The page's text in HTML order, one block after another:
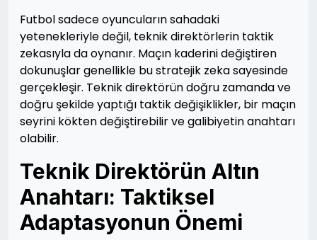
Futbol sadece oyuncuların sahadaki
yetenekleriyle değil, teknik direktörlerin taktik
zekasıyla da oynanır. Maçın kaderini değiştiren
dokunuşlar genellikle bu stratejik zeka sayesinde
gerçekleşir. Teknik direktörün doğru zamanda ve
doğru şekilde yaptığı taktik değişiklikler, bir maçın
seyrini kökten değiştirebilir ve galibiyetin anahtarı
olabilir.
Teknik Direktörün Altın
Anahtarı: Taktiksel
Adaptasyonun Önemi